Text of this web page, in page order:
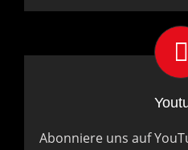
Abonniere uns auf